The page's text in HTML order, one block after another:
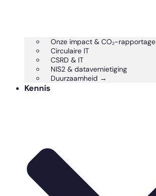
Onze impact & CO₂-rapportage
Circulaire IT
CSRD & IT
NIS2 & datavernietiging
Duurzaamheid →
Kennis